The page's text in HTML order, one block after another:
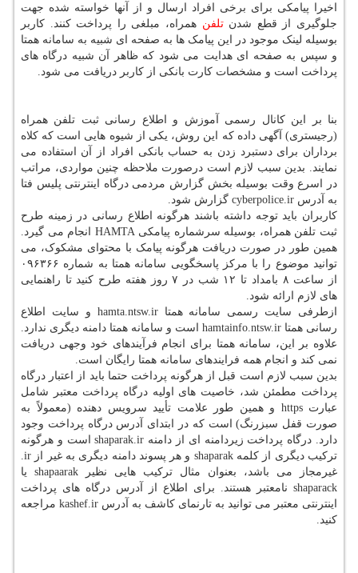
اخیرا پیامکی برای برخی افراد ارسال و از آنها خواسته شده جهت
جلوگیری از قطع شدنتلفن همراه، مبلغی را پرداخت کنند. کاربر
بوسیله لینک موجود در این پیامک ها به صفحه ای شبیه به سامانه همتا
و سپس به صفحه ای هدایت می شود که ظاهر آن شبیه درگاه های
پرداخت است و مشخصات کارت بانکی از کاربر دریافت می شود.
بنا بر این کانال رسمی آموزش و اطلاع رسانی ثبت تلفن همراه
(رجیستری) آگهی داده که این روش، یکی از شیوه هایی است که کلاه
برداران برای دستبرد زدن به حساب بانکی افراد از آن استفاده می
نمایند. بدین سبب لازم است درصورت ملاحظه چنین مواردی، مراتب
در اسرع وقت بوسیله بخش گزارش مردمی درگاه اینترنتی پلیس فتا
به آدرس cyberpolice.ir گزارش شود.
کاربران باید توجه داشته باشند هرگونه اطلاع رسانی در زمینه طرح
ثبت تلفن همراه، بوسیله سرشماره پیامکی HAMTA انجام می گیرد.
همین طور در صورت دریافت هرگونه پیامک با محتوای مشکوک، می
توانید موضوع را با مرکز پاسخگویی سامانه همتا به شماره ۰۹۶۳۶۶
از ساعت ۸ بامداد تا ۱۲ شب در ۷ روز هفته طرح کنید تا راهنمایی
های لازم ارائه شود.
ازطرفی سایت رسمی سامانه همتا hamta.ntsw.ir و سایت اطلاع
رسانی همتا hamtainfo.ntsw.ir است و سامانه همتا دامنه دیگری ندارد.
علاوه بر این، سامانه همتا برای انجام فرآیندهای خود وجهی دریافت
نمی کند و انجام همه فرایندهای سامانه همتا رایگان است.
بدین سبب لازم است قبل از هرگونه پرداخت حتما باید از اعتبار درگاه
پرداخت مطمئن شد، خاصیت های اولیه درگاه پرداخت معتبر شامل
عبارت https و همین طور علامت تأیید سرویس دهنده (معمولاً به
صورت قفل سبزرنگ) است که در ابتدای آدرس درگاه پرداخت وجود
دارد. درگاه پرداخت زیردامنه ای از دامنه shaparak.ir است و هرگونه
غیرمجاز می باشد، بعنوان مثال ترکیب هایی نظیر shapaarak یا
shaparack نامعتبر هستند. برای اطلاع از آدرس درگاه های پرداخت
اینترنتی معتبر می توانید به تارنمای کاشف به آدرس kashef.ir مراجعه
کنید.